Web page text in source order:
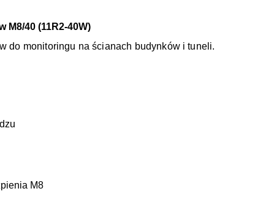
M8/40 (11R2-40W)
do monitoringu na ścianach budynków i tuneli.
M8